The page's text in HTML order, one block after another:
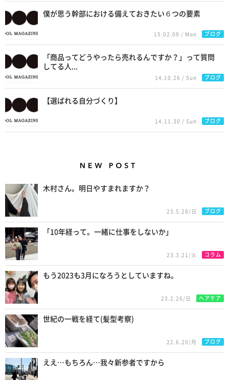
僕が思う幹部における備えておきたい６つの要素
15.02.09 / Mon ブログ
「商品ってどうやったら売れるんですか？」って質問
してる人...
14.10.26 / Sun ブログ
【選ばれる自分づくり】
14.11.30 / Sun ブログ
木村さん。明日やすまれますか？
23.5.28/日 ブログ
「10年経って。一緒に仕事をしないか」
23.3.21/火 コラム
もう2023も3月になろうとしていますね。
23.2.26/日 ヘアケア
世紀の一戦を経て(髪型考察)
22.6.20/月 ブログ
ええ…もちろん…我々新参者ですから